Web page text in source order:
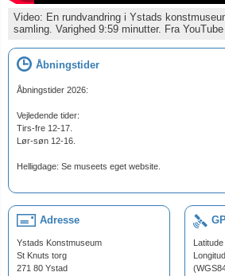
Video: En rundvandring i Ystads
samling. Varighed 9:59 minutter. Fra YouTube
Åbningstider
Åbningstider 2026:
Vejledende tider:
Tirs-fre 12-17.
Lør-søn 12-16.
Helligdage: Se museets eget website.
Adresse
Ystads Konstmuseum
St Knuts torg
271 80 Ystad